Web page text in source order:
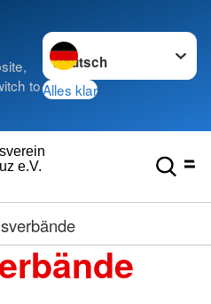
to
Sprache wechseln zu
Alles klar
e.V.